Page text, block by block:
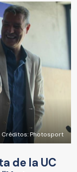
Créditos: Photosport
de la UC